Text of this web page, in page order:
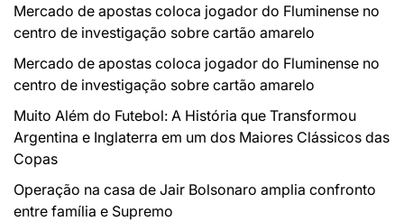
Mercado de apostas coloca jogador do Fluminense no
centro de investigação sobre cartão amarelo
Mercado de apostas coloca jogador do Fluminense no
centro de investigação sobre cartão amarelo
Muito Além do Futebol: A História que Transformou
Argentina e Inglaterra em um dos Maiores Clássicos das
Copas
Operação na casa de Jair Bolsonaro amplia confronto
entre família e Supremo